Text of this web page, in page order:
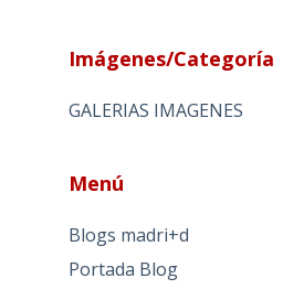
Imágenes/Categoría
GALERIAS IMAGENES
Menú
Blogs madri+d
Portada Blog